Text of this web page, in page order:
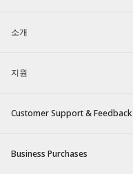
소개
지원
Customer Support & Feedback
Business Purchases